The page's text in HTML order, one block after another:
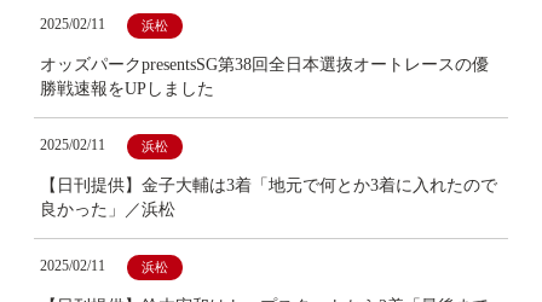
2025/02/11 浜松
オッズパークpresentsSG第38回全日本選抜オートレースの優
勝戦速報をUPしました
2025/02/11 浜松
【日刊提供】金子大輔は3着「地元で何とか3着に入れたので
良かった」／浜松
2025/02/11 浜松